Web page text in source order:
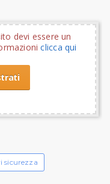
devi essere un
clicca qui
sicurezza